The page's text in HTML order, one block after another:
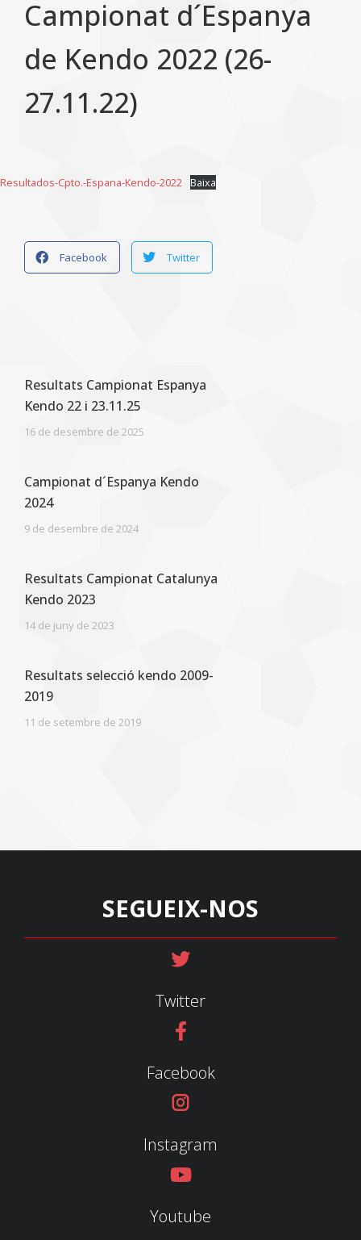
Campionat d´Espanya
de Kendo 2022 (26-
27.11.22)
Resultados-Cpto.-Espana-Kendo-2022 Baixa
Facebook Twitter
Resultats Campionat Espanya
Kendo 22 i 23.11.25
16 de desembre de 2025
Campionat d´Espanya Kendo
2024
9 de desembre de 2024
Resultats Campionat Catalunya
Kendo 2023
14 de juny de 2023
Resultats selecció kendo 2009-
2019
11 de setembre de 2019
SEGUEIX-NOS
Twitter
Facebook
Instagram
Youtube